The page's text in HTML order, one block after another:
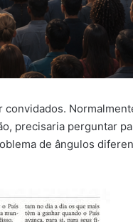
precisaria perguntar
de ângulos